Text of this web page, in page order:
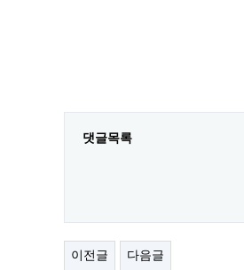
댓글목록
이전글 다음글